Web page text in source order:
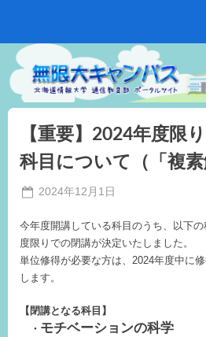
content
【重要】2024年度限
科目について（「複素
Posted
2024年12月1日
務
局
M.I
今年度開講している科目のうち、以下
度限りでの閉講が決定いたしました。
単位修得が必要な方は、2024年度中に
します。
【閉講となる科目】
・ モチベーションの科学